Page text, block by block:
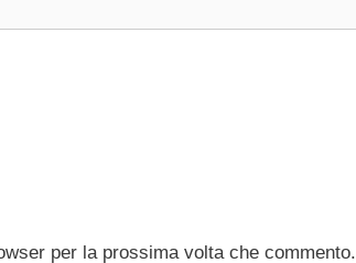
per la prossima volta che commento.